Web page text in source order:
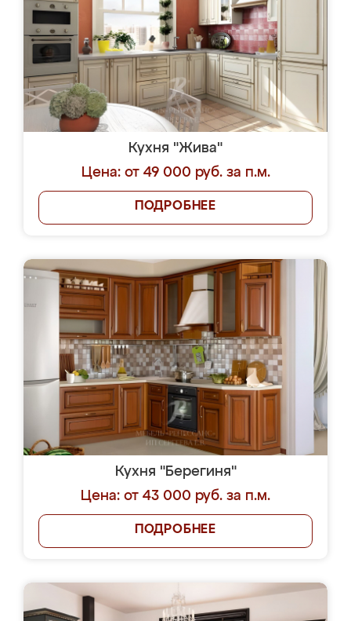
Кухня "Жива"
Цена: от 49 000 руб. за п.м.
ПОДРОБНЕЕ
Кухня "Берегиня"
Цена: от 43 000 руб. за п.м.
ПОДРОБНЕЕ